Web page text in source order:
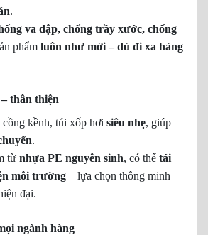
.
va đập, chống trầy xước, chống
phẩm luôn như mới – dù đi xa hàng
thân thiện
kềnh, túi xốp hơi siêu nhẹ, giúp
.
từ nhựa PE nguyên sinh, có thể tái
môi trường – lựa chọn thông minh
đại.
ngành hàng